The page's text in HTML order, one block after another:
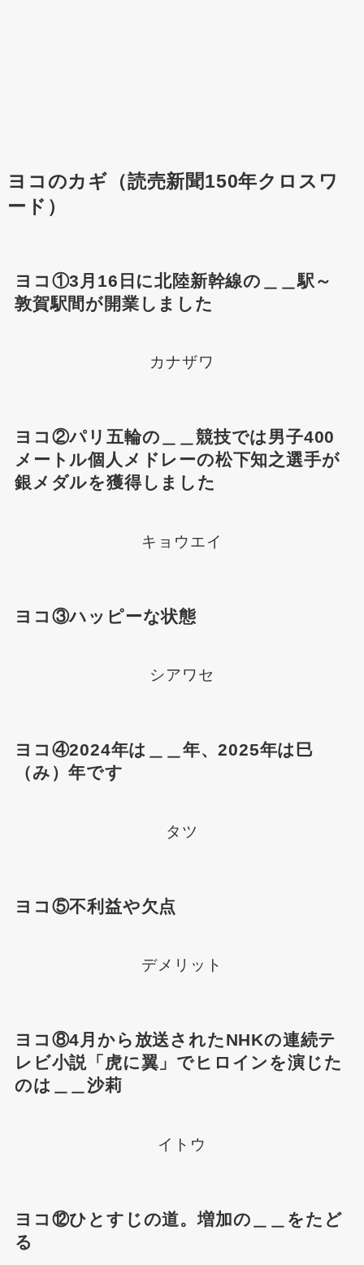
ヨコのカギ（読売新聞150年クロスワ
ード）
ヨコ①3月16日に北陸新幹線の＿＿駅～
敦賀駅間が開業しました
カナザワ
ヨコ②パリ五輪の＿＿競技では男子400
メートル個人メドレーの松下知之選手が
銀メダルを獲得しました
キョウエイ
ヨコ③ハッピーな状態
シアワセ
ヨコ④2024年は＿＿年、2025年は巳
（み）年です
タツ
ヨコ⑤不利益や欠点
デメリット
ヨコ⑧4月から放送されたNHKの連続テ
レビ小説「虎に翼」でヒロインを演じた
のは＿＿沙莉
イトウ
ヨコ⑫ひとすじの道。増加の＿＿をたど
る